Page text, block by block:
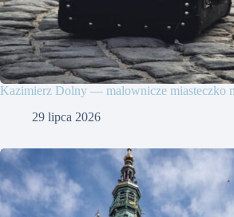
Kazimierz Dolny — malownicze miasteczko
29 lipca 2026